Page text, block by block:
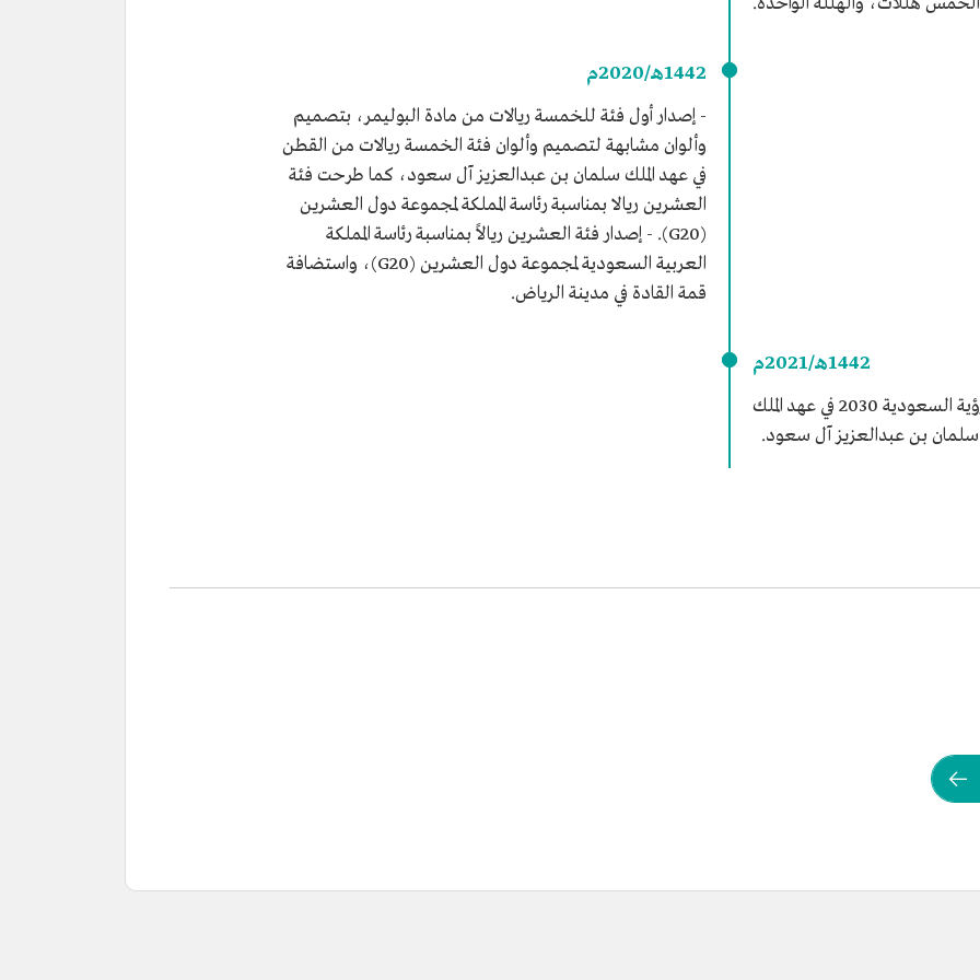
1442هـ/2020م
- إصدار أول فئة للخمسة ريالات من مادة البوليمر، بتصميم
وألوان مشابهة لتصميم وألوان فئة الخمسة ريالات من القطن
في عهد الملك سلمان بن عبدالعزيز آل سعود، كما طرحت فئة
العشرين ريالا بمناسبة رئاسة المملكة لمجموعة دول العشرين
(G20). - إصدار فئة العشرين ريالاً بمناسبة رئاسة المملكة
العربية السعودية لمجموعة دول العشرين (G20)، واستضافة
قمة القادة في مدينة الرياض.
1442هـ/2021م
إصدار فئة المئتي ريال تخليدًا لرؤية السعودية 2030 في عهد الملك
سلمان بن عبدالعزيز آل سعود.